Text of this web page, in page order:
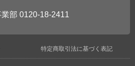
0120-18-2411
特定商取引法に基づく表記